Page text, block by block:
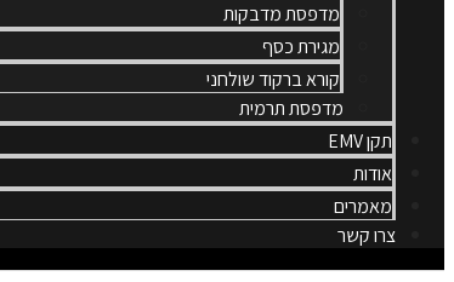
מדפסת מדבקות
מגירת כסף
קורא ברקוד שולחני
מדפסת תרמית
תקן EMV
אודות
מאמרים
צרו קשר